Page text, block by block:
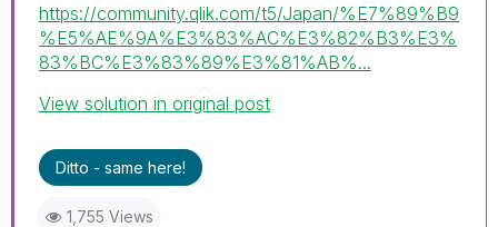
https://community.qlik.com/t5/Japan/%E7%89%B9
%E5%AE%9A%E3%83%AC%E3%82%B3%E3%
83%BC%E3%83%89%E3%81%AB%...
View solution in original post
Ditto - same here!
1,755 Views